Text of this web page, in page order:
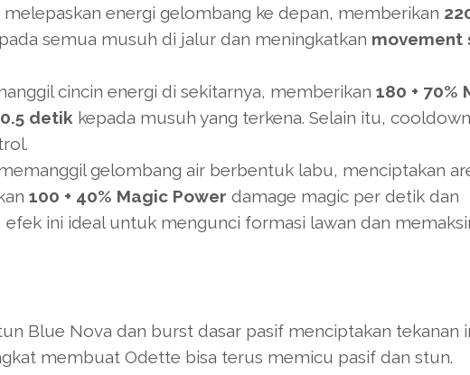
energi gelombang ke depan, memberikan
semua musuh di jalur dan meningkatkan movement
cincin energi di sekitarnya, memberikan 180 + 70%
detik kepada musuh yang terkena. Selain itu, cooldown
gelombang air berbentuk labu, menciptakan
100 + 40% Magic Power damage magic per detik dan
efek ini ideal untuk mengunci formasi lawan dan
Blue Nova dan burst dasar pasif menciptakan tekanan
membuat Odette bisa terus memicu pasif dan stun.